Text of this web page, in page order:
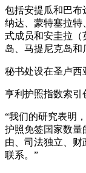
包括安提瓜和巴布
纳达、蒙特塞拉特
式成员和安圭拉（
岛、马提尼克岛和
秘书处设在圣卢西
亨利护照指数索
“我们的研究表明
护照免签国家数量
由、司法独立、财
联系。”